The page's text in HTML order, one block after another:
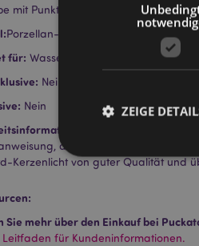
mit Punktprägung klein
Porzellan-Schale (mittlere Temperatur)
für: Wasser und Öl.
Nein
Nein
die mit dem Produkt
Kerzenlicht von guter Qualität und
Sie mehr über den Einkauf bei
Leitfaden für Kundeninformationen.
ZEIGE
Streng-notwendige-
Ohne unbedingt